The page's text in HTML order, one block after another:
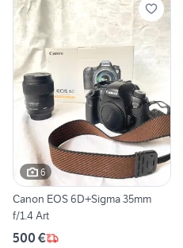
6
Canon EOS 6D+Sigma 35mm
f/1.4 Art
500 €